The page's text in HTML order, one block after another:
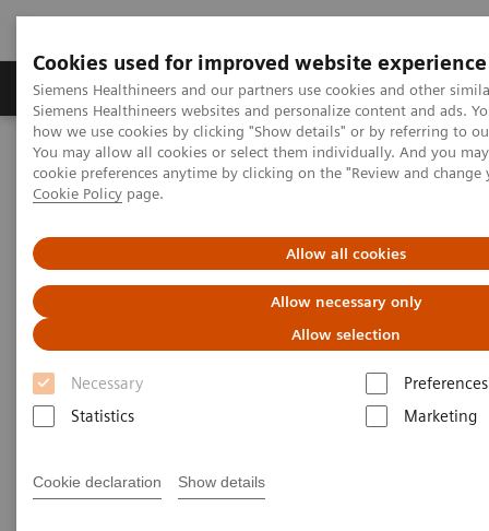
Cookies used for improved website experience
Siemens Healthineers and our partners use cookies and other
Siemens Healthineers websites and personalize content and ads.
how we use cookies by clicking "Show details" or by referring to
You may allow all cookies or select them individually. And you
cookie preferences anytime by clicking on the "Review and
Cookie Policy page.
Allow all cookies
Allow necessary only
Allow selection
Necessary
Preferences
Statistics
Marketing
Cookie declaration Show details
Soluzioni e servizi Insights La nostra
Home Medical Imaging Sistemi di radiologia
Sistemi di radiologia